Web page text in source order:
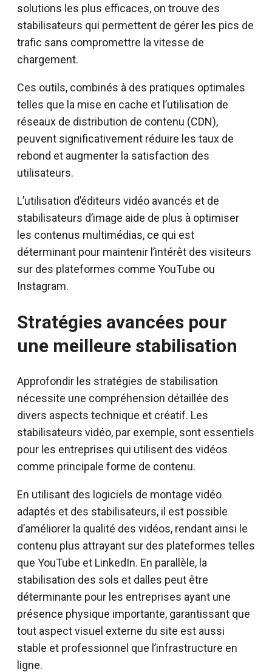
solutions les plus efficaces, on trouve des
stabilisateurs qui permettent de gérer les pics de
trafic sans compromettre la vitesse de
chargement.
Ces outils, combinés à des pratiques optimales
telles que la mise en cache et l’utilisation de
réseaux de distribution de contenu (CDN),
peuvent significativement réduire les taux de
rebond et augmenter la satisfaction des
utilisateurs.
L’utilisation d’éditeurs vidéo avancés et de
stabilisateurs d’image aide de plus à optimiser
les contenus multimédias, ce qui est
déterminant pour maintenir l’intérêt des visiteurs
sur des plateformes comme YouTube ou
Instagram.
Stratégies avancées pour
une meilleure stabilisation
Approfondir les stratégies de stabilisation
nécessite une compréhension détaillée des
divers aspects technique et créatif. Les
stabilisateurs vidéo, par exemple, sont essentiels
pour les entreprises qui utilisent des vidéos
comme principale forme de contenu.
En utilisant des logiciels de montage vidéo
adaptés et des stabilisateurs, il est possible
d’améliorer la qualité des vidéos, rendant ainsi le
contenu plus attrayant sur des plateformes telles
que YouTube et LinkedIn. En parallèle, la
stabilisation des sols et dalles peut être
déterminante pour les entreprises ayant une
présence physique importante, garantissant que
tout aspect visuel externe du site est aussi
stable et professionnel que l’infrastructure en
ligne.